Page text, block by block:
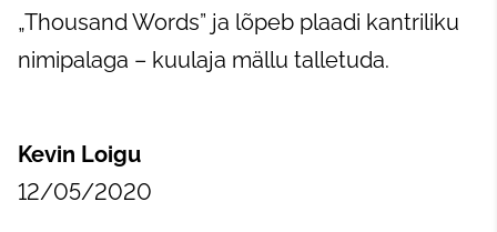
„Thousand Words” ja lõpeb plaadi kantriliku
nimipalaga – kuulaja mällu talletuda.
Kevin Loigu
12/05/2020